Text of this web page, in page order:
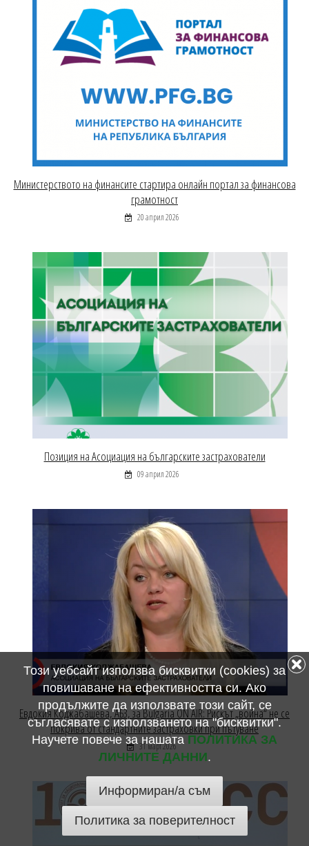
Министерството на финансите стартира онлайн портал за финансова
грамотност
20 април 2026
Позиция на Асоциация на българските застрахователи
09 април 2026
Евдокия Коджабашева, АБЗ, за Bulgaria ON AIR: Рискът „война“ не се
покрива от стандартните застраховки при пътуване
31 март 2026
Този уебсайт използва бисквитки (cookies) за
повишаване на ефективността си. Ако
продължите да използвате този сайт, се
съгласявате с използването на "бисквитки".
Научете повече за нашата ПОЛИТИКА ЗА
ЛИЧНИТЕ ДАННИ.
Информиран/а съм
Политика за поверителност